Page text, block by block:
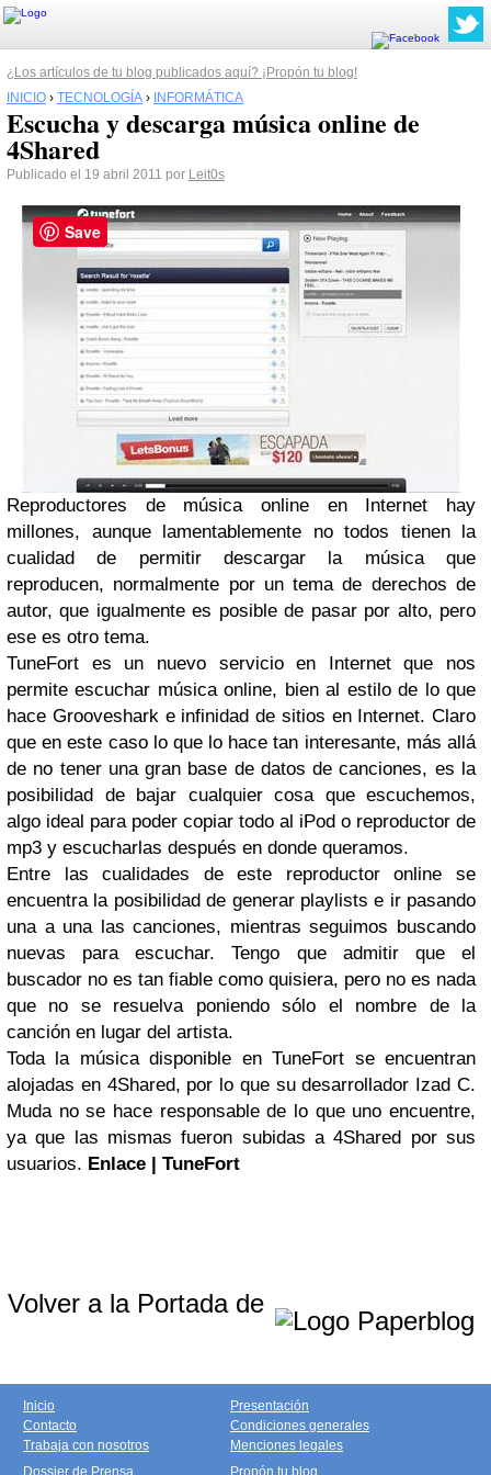
¿Los artículos de tu blog publicados aquí? ¡Propón tu blog!
INICIO › TECNOLOGÍA › INFORMÁTICA
Escucha y descarga música online de
4Shared
Publicado el 19 abril 2011 por Leit0s
Reproductores de música online en Internet hay
millones, aunque lamentablemente no todos tienen la
cualidad de permitir descargar la música que
reproducen, normalmente por un tema de derechos de
autor, que igualmente es posible de pasar por alto, pero
ese es otro tema.
TuneFort es un nuevo servicio en Internet que nos
permite escuchar música online, bien al estilo de lo que
hace Grooveshark e infinidad de sitios en Internet. Claro
que en este caso lo que lo hace tan interesante, más allá
de no tener una gran base de datos de canciones, es la
posibilidad de bajar cualquier cosa que escuchemos,
algo ideal para poder copiar todo al iPod o reproductor de
mp3 y escucharlas después en donde queramos.
Entre las cualidades de este reproductor online se
encuentra la posibilidad de generar playlists e ir pasando
una a una las canciones, mientras seguimos buscando
nuevas para escuchar. Tengo que admitir que el
buscador no es tan fiable como quisiera, pero no es nada
que no se resuelva poniendo sólo el nombre de la
canción en lugar del artista.
Toda la música disponible en TuneFort se encuentran
alojadas en 4Shared, por lo que su desarrollador Izad C.
Muda no se hace responsable de lo que uno encuentre,
ya que las mismas fueron subidas a 4Shared por sus
usuarios. Enlace | TuneFort
Volver a la Portada de
Inicio
Contacto
Trabaja con nosotros
Presentación
Condiciones generales
Menciones legales
Dossier de Prensa
Propón tu blog
Save